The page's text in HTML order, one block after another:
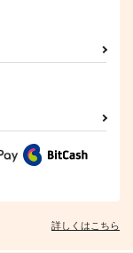
詳しくはこちら